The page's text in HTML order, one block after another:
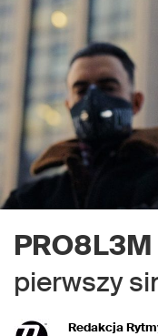
PRO8L3M
pierwszy
Redakcja